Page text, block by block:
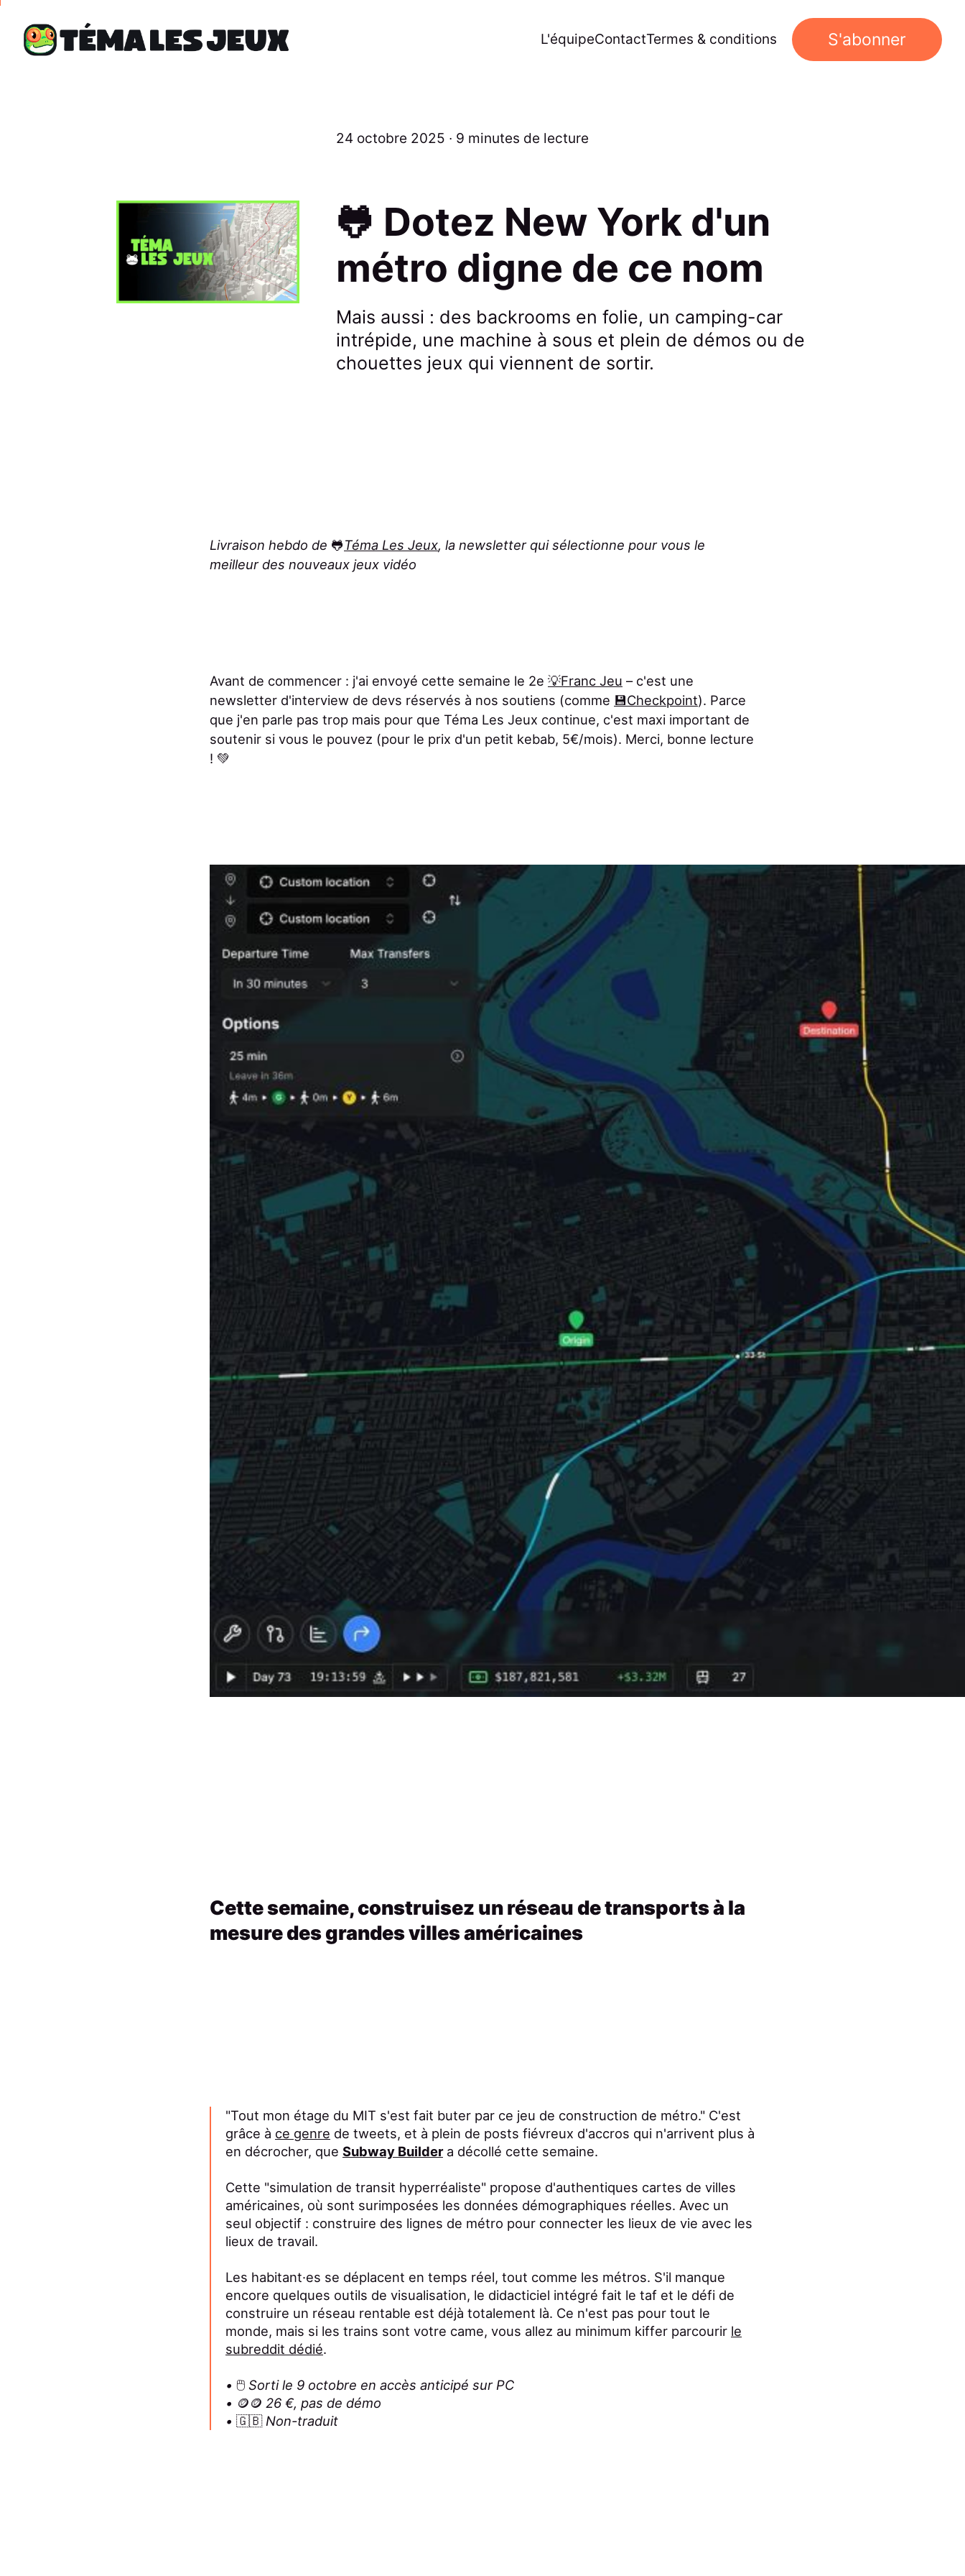
L'équipeContactTermes & conditions S'abonner
24 octobre 2025 ∙ 9 minutes de lecture
🐸 Dotez New York d'un
métro digne de ce nom
Mais aussi : des backrooms en folie, un camping-car
intrépide, une machine à sous et plein de démos ou de
chouettes jeux qui viennent de sortir.
Livraison hebdo de 🐸Téma Les Jeux, la newsletter qui sélectionne pour vous le
meilleur des nouveaux jeux vidéo
Avant de commencer : j'ai envoyé cette semaine le 2e 💡Franc Jeu – c'est une
newsletter d'interview de devs réservés à nos soutiens (comme 💾Checkpoint). Parce
que j'en parle pas trop mais pour que Téma Les Jeux continue, c'est maxi important de
soutenir si vous le pouvez (pour le prix d'un petit kebab, 5€/mois). Merci, bonne lecture
! 💚
Cette semaine, construisez un réseau de transports à la
mesure des grandes villes américaines
"Tout mon étage du MIT s'est fait buter par ce jeu de construction de métro." C'est
grâce à ce genre de tweets, et à plein de posts fiévreux d'accros qui n'arrivent plus à
en décrocher, que Subway Buildera décollé cette semaine.
Cette "simulation de transit hyperréaliste" propose d'authentiques cartes de villes
américaines, où sont surimposées les données démographiques réelles. Avec un
seul objectif : construire des lignes de métro pour connecter les lieux de vie avec les
lieux de travail.
Les habitant·es se déplacent en temps réel, tout comme les métros. S'il manque
encore quelques outils de visualisation, le didacticiel intégré fait le taf et le défi de
construire un réseau rentable est déjà totalement là. Ce n'est pas pour tout le
monde, mais si les trains sont votre came, vous allez au minimum kiffer parcourir le
subreddit dédié.
• 🖱️ Sorti le 9 octobre en accès anticipé sur PC
• 🪙🪙 26 €, pas de démo
• 🇬🇧 Non-traduit